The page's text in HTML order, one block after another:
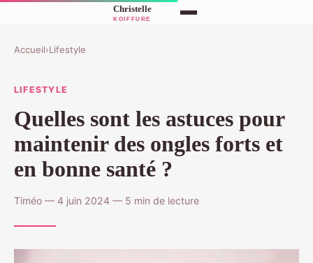
Accueil›Lifestyle
LIFESTYLE
Quelles sont les astuces pour
maintenir des ongles forts et
en bonne santé ?
Timéo — 4 juin 2024 — 5 min de lecture